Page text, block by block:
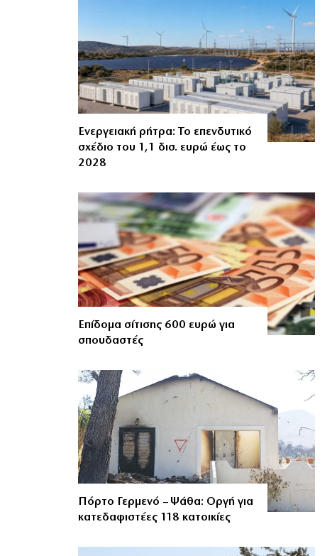
Ενεργειακή ρήτρα: Το επενδυτικό
σχέδιο του 1,1 δισ. ευρώ έως το
2028
Επίδομα σίτισης 600 ευρώ για
σπουδαστές
Πόρτο Γερμενό – Ψάθα: Οργή για
κατεδαφιστέες 118 κατοικίες